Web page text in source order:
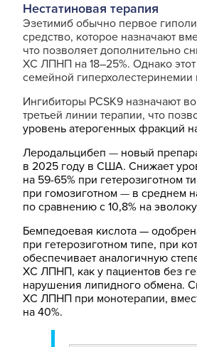
Нестатиновая терапия
Эзетимиб обычно первое
средство, которое назначают
что позволяет дополнительно
ХС ЛПНП на 18–25%. Однако
семейной
Ингибиторы PCSK9 назначают
третьей линии терапии, что
уровень атерогенных фракций
Леродальцибеп — новый
в 2025 году в США. Снижает
на 59-65% при гетерозиготном
при гомозиготном — в среднем
по сравнению с 10,8% на
Бемпедоевая кислота —
при гетерозиготном типе, при
обеспечивает аналогичную
ХС ЛПНП, как у пациентов без
нарушения липидного обмена.
ХС ЛПНП при монотерапии,
на 40%.